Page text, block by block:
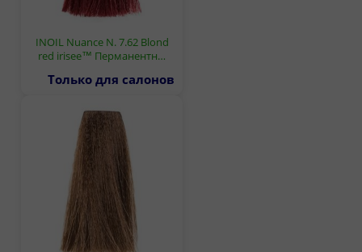
INOIL Nuance N. 7.62 Blond
red irisee™ Перманентн…
Только для салонов